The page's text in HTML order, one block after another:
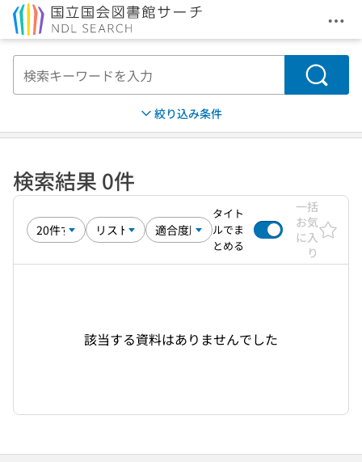
メ
検索
絞り込み条件
検索結果 0件
タイト
ルでま
とめる
一括
お気
に入
り
該当する資料はありませんでした